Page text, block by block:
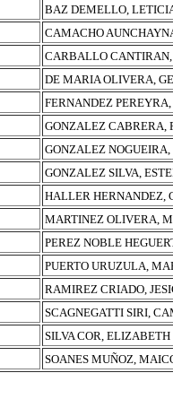
BAZ DEMELLO,
CAMACHO
CARBALLO
DE MARIA OLIVERA,
FERNANDEZ
GONZALEZ CABRERA,
GONZALEZ
GONZALEZ SILVA,
HALLER HERNANDEZ,
MARTINEZ OLIVERA,
PEREZ NOBLE
PUERTO URUZULA,
RAMIREZ CRIADO,
SCAGNEGATTI SIRI,
SILVA COR,
SOANES MUÑOZ,